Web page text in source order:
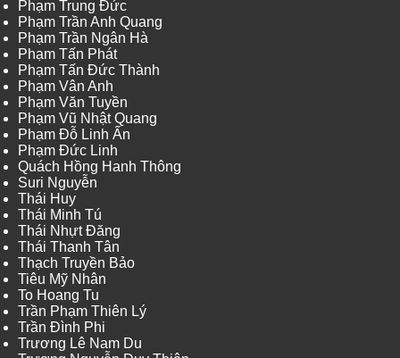
Phạm Trung Đức
Phạm Trần Anh Quang
Phạm Trần Ngân Hà
Phạm Tấn Phát
Phạm Tấn Đức Thành
Phạm Vân Anh
Phạm Văn Tuyền
Phạm Vũ Nhật Quang
Phạm Đỗ Linh Ấn
Phạm Đức Linh
Quách Hồng Hanh Thông
Suri Nguyễn
Thái Huy
Thái Minh Tú
Thái Nhựt Đăng
Thái Thanh Tân
Thạch Truyền Bảo
Tiêu Mỹ Nhân
To Hoang Tu
Trần Phạm Thiên Lý
Trần Đình Phi
Trương Lê Nam Du